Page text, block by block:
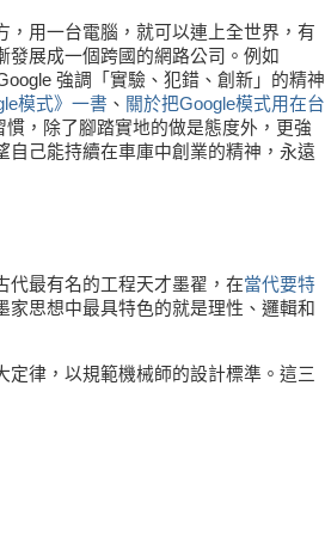
，用一台電腦，就可以連上全世界，有
展成一個跨國的網路公司。例如
強調「實驗、犯錯、創新」的精神
模式》一書 、 關於把Google模式用在台
，除了腳踏實地的做是態度外，更強
己能持續在車庫中創業的精神，永遠
代最有名的工程天才墨翟，在當代要特
家思想中最具特色的就是理性、邏輯和
律，以規範機械師的設計標準。這三